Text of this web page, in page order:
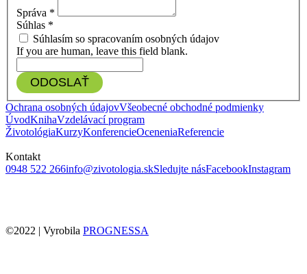
Správa *
Súhlas *
Súhlasím so spracovaním osobných údajov
If you are human, leave this field blank.
ODOSLAŤ
Ochrana osobných údajovVšeobecné obchodné podmienky
ÚvodKnihaVzdelávací program
ŽivotológiaKurzyKonferencieOceneniaReferencie
Kontakt
0948 522 266info@zivotologia.skSledujte násFacebookInstagram
©2022 | Vyrobila PROGNESSA